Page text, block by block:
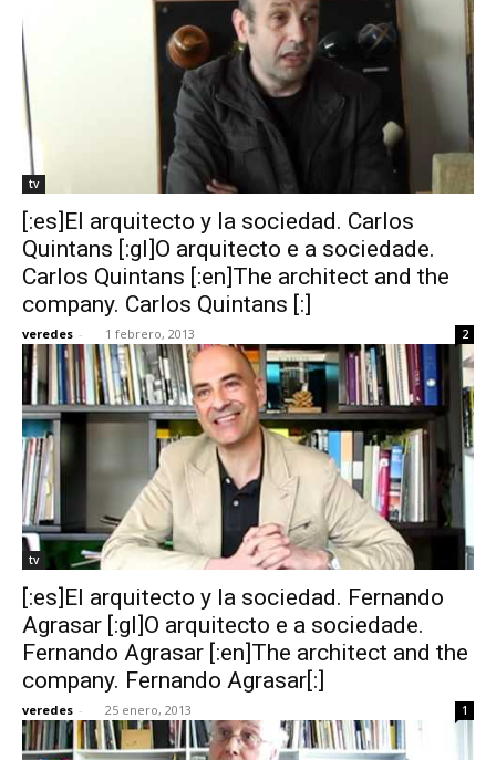
tv
[:es]El arquitecto y la sociedad. Carlos
Quintans [:gl]O arquitecto e a sociedade.
Carlos Quintans [:en]The architect and the
company. Carlos Quintans [:]
veredes - 1 febrero, 2013 2
tv
[:es]El arquitecto y la sociedad. Fernando
Agrasar [:gl]O arquitecto e a sociedade.
Fernando Agrasar [:en]The architect and the
company. Fernando Agrasar[:]
veredes - 25 enero, 2013 1